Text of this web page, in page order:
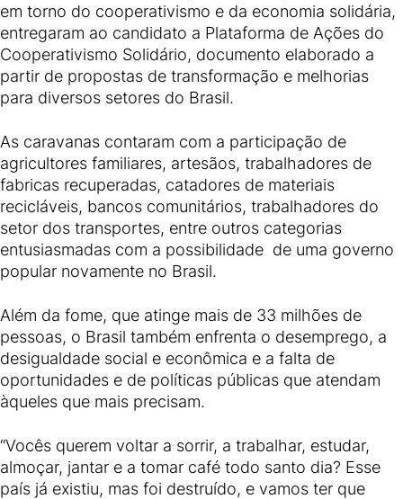
em torno do cooperativismo e da economia solidária,
entregaram ao candidato a Plataforma de Ações do
Cooperativismo Solidário, documento elaborado a
partir de propostas de transformação e melhorias
para diversos setores do Brasil.
As caravanas contaram com a participação de
agricultores familiares, artesãos, trabalhadores de
fabricas recuperadas, catadores de materiais
recicláveis, bancos comunitários, trabalhadores do
setor dos transportes, entre outros categorias
entusiasmadas com a possibilidade de uma governo
popular novamente no Brasil.
Além da fome, que atinge mais de 33 milhões de
pessoas, o Brasil também enfrenta o desemprego, a
desigualdade social e econômica e a falta de
oportunidades e de políticas públicas que atendam
àqueles que mais precisam.
“Vocês querem voltar a sorrir, a trabalhar, estudar,
almoçar, jantar e a tomar café todo santo dia? Esse
país já existiu, mas foi destruído, e vamos ter que